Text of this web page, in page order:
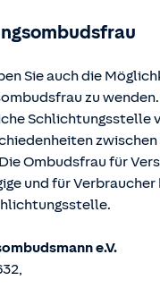
www.gesetze-
Sie auch die
zu
Schlichtungsstelle
zwischen
Ombudsfrau für
und für
e.V.